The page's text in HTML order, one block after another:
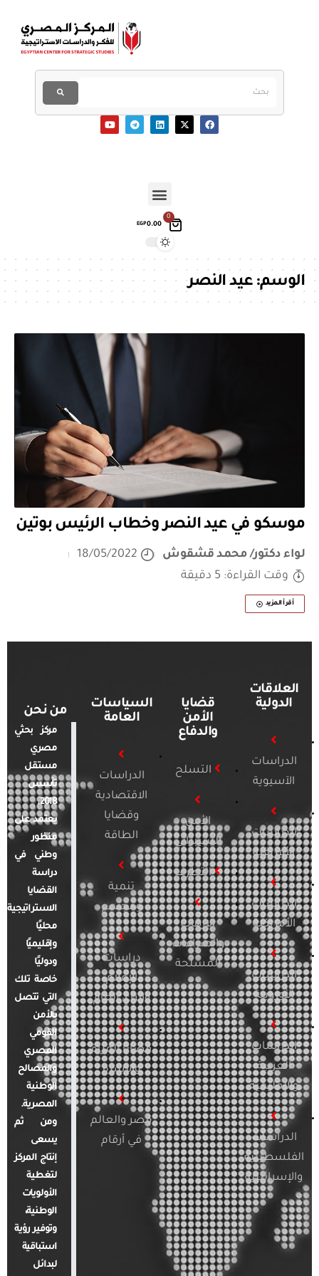
0
EGP0.00
الوسم:عيد النصر
موسكو في عيد النصر وخطاب الرئيس بوتين
لواء دكتور/ محمد قشقوش
18/05/2022
وقت القراءة: 5 دقيقة
أقرأ المزيد
العلاقات
الدولية
الدراسات
الآسيوية
الدراسات
الأفريقية
الدراسات
الأمريكية
الدراسات
الأوروبية
الدراسات
العربية
والإقليمية
الدراسات
الفلسطينية
والإسرائيلية
قضايا
الأمن
والدفاع
التسلح
الأمن
السيبراني
التطرف
الإرهاب
والصراعات
المسلحة
السياسات
العامة
الدراسات
الاقتصادية
وقضايا
الطاقة
تنمية
ومجتمع
دراسات
الإعلام
والرأي العام
قضايا المرأة
والأسرة
مصر والعالم
في أرقام
من نحن
مركز بحثي
مصري
مستقل
تأسس
2018.
يعتمد على
منظور
وطني في
دراسة
القضايا
الاستراتيجية
محليًا
وإقليميًا
ودوليًا
خاصة تلك
التي تتصل
بالأمن
القومي
المصري
والمصالح
الوطنية
المصرية.
ومن ثم
يسعى
إنتاج المركز
لتغطية
الأولويات
الوطنية،
وتوفير رؤية
استباقية
لبدائل